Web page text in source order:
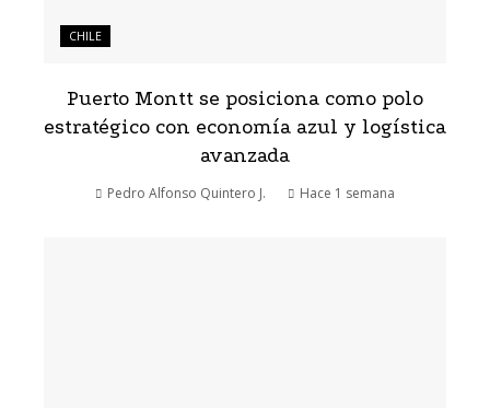
CHILE
Puerto Montt se posiciona como polo
estratégico con economía azul y logística
avanzada
Pedro Alfonso Quintero J. Hace 1 semana